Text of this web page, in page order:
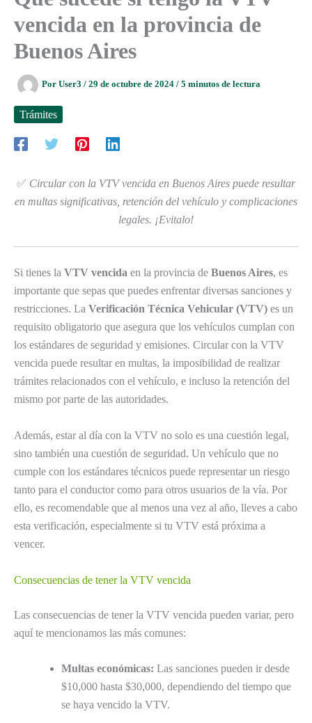
vencida en la provincia de
Buenos Aires
Por User3 / 29 de octubre de 2024 / 5 minutos de lectura
Trámites
✅ Circular con la VTV vencida en Buenos Aires puede resultar
en multas significativas, retención del vehículo y complicaciones
legales. ¡Evitalo!
Si tienes la VTV vencida en la provincia de Buenos Aires, es
importante que sepas que puedes enfrentar diversas sanciones y
restricciones. La Verificación Técnica Vehicular (VTV) es un
requisito obligatorio que asegura que los vehículos cumplan con
los estándares de seguridad y emisiones. Circular con la VTV
vencida puede resultar en multas, la imposibilidad de realizar
trámites relacionados con el vehículo, e incluso la retención del
mismo por parte de las autoridades.
Además, estar al día con la VTV no solo es una cuestión legal,
sino también una cuestión de seguridad. Un vehículo que no
cumple con los estándares técnicos puede representar un riesgo
tanto para el conductor como para otros usuarios de la vía. Por
ello, es recomendable que al menos una vez al año, lleves a cabo
esta verificación, especialmente si tu VTV está próxima a
vencer.
Consecuencias de tener la VTV vencida
Las consecuencias de tener la VTV vencida pueden variar, pero
aquí te mencionamos las más comunes:
Multas económicas: Las sanciones pueden ir desde
$10,000 hasta $30,000, dependiendo del tiempo que
se haya vencido la VTV.